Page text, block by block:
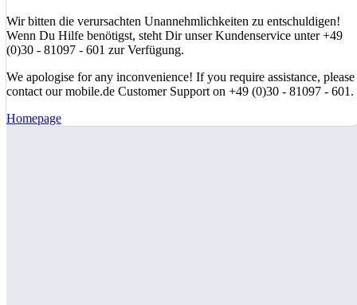
Wir bitten die verursachten Unannehmlichkeiten zu entschuldigen!
Wenn Du Hilfe benötigst, steht Dir unser Kundenservice unter +49
(0)30 - 81097 - 601 zur Verfügung.
We apologise for any inconvenience! If you require assistance, please
contact our mobile.de Customer Support on +49 (0)30 - 81097 - 601.
Homepage